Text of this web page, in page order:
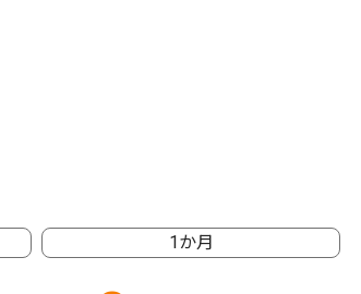
1か月